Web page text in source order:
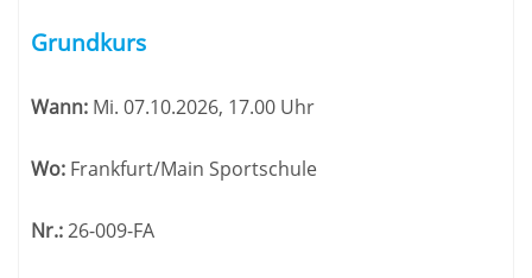
Grundkurs
Wann: Mi. 07.10.2026, 17.00 Uhr
Wo: Frankfurt/Main Sportschule
Nr.:26-009-FA